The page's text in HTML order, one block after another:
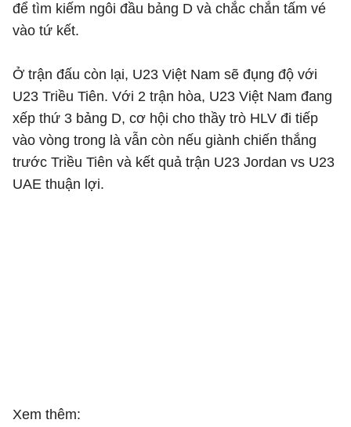
để tìm kiếm ngôi đầu bảng D và chắc chắn tấm vé
vào tứ kết.
Ở trận đấu còn lại, U23 Việt Nam sẽ đụng độ với
U23 Triều Tiên. Với 2 trận hòa, U23 Việt Nam đang
xếp thứ 3 bảng D, cơ hội cho thầy trò HLV đi tiếp
vào vòng trong là vẫn còn nếu giành chiến thắng
trước Triều Tiên và kết quả trận U23 Jordan vs U23
UAE thuận lợi.
Xem thêm: